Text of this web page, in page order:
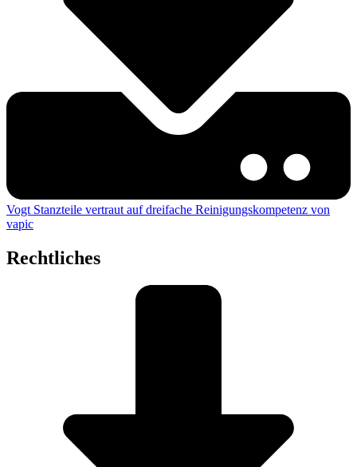
Vogt Stanzteile vertraut auf dreifache Reinigungskompetenz von
vapic
Rechtliches